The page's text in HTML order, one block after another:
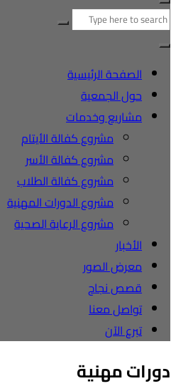
البحث
عن:
الصفحة الرئيسية
حول الجمعية
مشاريع وخدمات
مشروع كفالة الأيتام
مشروع كفالة الأسر
مشروع كفالة الطلاب
مشروع الدورات المهنية
مشروع الرعاية الصحية
الأخبار
معرض الصور
قصص نجاح
تواصل معنا
تبرع الآن
دورات مهنية